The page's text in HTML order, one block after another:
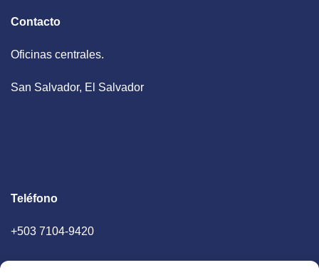
Contacto
Oficinas centrales.
San Salvador, El Salvador
Teléfono
+503 7104-9420